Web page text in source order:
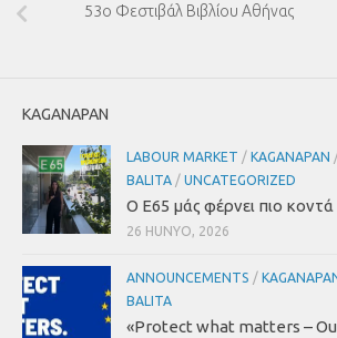
53ο Φεστιβάλ Βιβλίου Αθήνας
KAGANAPAN
LABOUR MARKET / KAGANAPAN
BALITA / UNCATEGORIZED
Ο Ε65 μάς φέρνει πιο κοντά
26 HUNYO, 2026
ANNOUNCEMENTS /
BALITA
«Protect what matters –